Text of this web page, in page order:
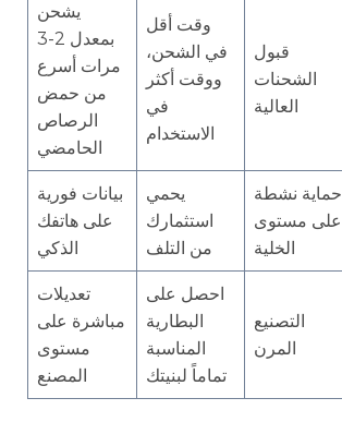
قبول
الشحنات
العالية
وقت أقل
في الشحن،
ووقت أكثر
في
الاستخدام
يشحن
بمعدل 2-3
مرات أسرع
من حمض
الرصاص
الحامضي
حماية نشطة
على مستوى
الخلية
يحمي
استثمارك
من التلف
بيانات فورية
على هاتفك
الذكي
التصنيع
المرن
احصل على
البطارية
المناسبة
تماماً لبنيتك
تعديلات
مباشرة على
مستوى
المصنع